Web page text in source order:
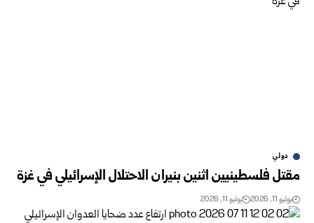
دولي
مقتل فلسطينيين اثنين بنيران الاحتلال الإسرائيلي في غزة
يوليو 11, 2026 يوليو 11, 2026